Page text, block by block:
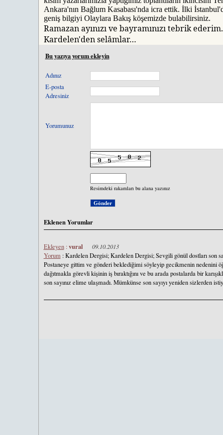
Ankara'nın Bağlum Kasabası'nda icra ettik. İlki
geniş bilgiyi Olaylara Bakış köşemizde bulabilirsiniz.
Ramazan ayınızı ve bayramınızı tebrik
Kardelen'den selâmlar…
Bu yazıya yorum ekleyin
Adınız
E-posta
Adresiniz
Yorumunuz
Resimdeki rakamları bu alana yazınız
Eklenen Yorumlar
Ekleyen:vural 09.10.2013
Yorum: Kardelen Dergisi; Kardelen Dergisi; Sevgili gönül dostları son
Postaneye gittim ve gönderi beklediğimi söyleyip gecikmenin nedenini
dağıtmakla görevli kişinin iş bıraktığını ve bu arada postalarda bir
son sayınız elime ulaşmadı. Mümkünse son sayıyı yeniden sizlerden